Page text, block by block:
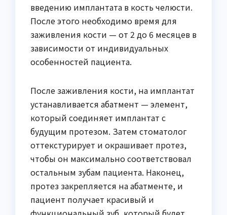
введению имплантата в кость челюсти.
После этого необходимо время для
заживления кости — от 2 до 6 месяцев в
зависимости от индивидуальных
особенностей пациента.
После заживления кости, на имплантат
устанавливается абатмент — элемент,
который соединяет имплантат с
будущим протезом. Затем стоматолог
оттекстурирует и окрашивает протез,
чтобы он максимально соответствовал
остальным зубам пациента. Наконец,
протез закрепляется на абатменте, и
пациент получает красивый и